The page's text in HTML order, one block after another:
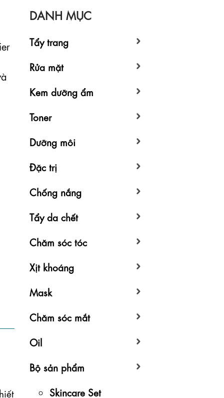
DANH MỤC
Tẩy trang
Rửa mặt
Kem dưỡng ẩm
Toner
Dưỡng môi
Đặc trị
Chống nắng
Tẩy da chết
Chăm sóc tóc
Xịt khoáng
Mask
Chăm sóc mắt
Oil
Bộ sản phẩm
Skincare Set